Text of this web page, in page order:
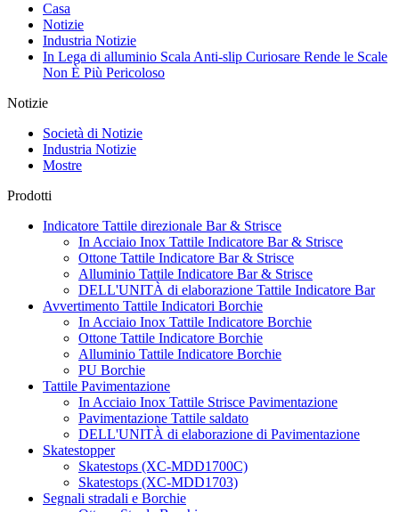
Casa
Notizie
Industria Notizie
In Lega di alluminio Scala Anti-slip Curiosare Rende le Scale
Non È Più Pericoloso
Notizie
Società di Notizie
Industria Notizie
Mostre
Prodotti
Indicatore Tattile direzionale Bar & Strisce
In Acciaio Inox Tattile Indicatore Bar & Strisce
Ottone Tattile Indicatore Bar & Strisce
Alluminio Tattile Indicatore Bar & Strisce
DELL'UNITÀ di elaborazione Tattile Indicatore Bar
Avvertimento Tattile Indicatori Borchie
In Acciaio Inox Tattile Indicatore Borchie
Ottone Tattile Indicatore Borchie
Alluminio Tattile Indicatore Borchie
PU Borchie
Tattile Pavimentazione
In Acciaio Inox Tattile Strisce Pavimentazione
Pavimentazione Tattile saldato
DELL'UNITÀ di elaborazione di Pavimentazione
Skatestopper
Skatestops (XC-MDD1700C)
Skatestops (XC-MDD1703)
Segnali stradali e Borchie